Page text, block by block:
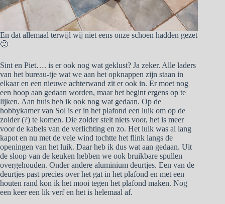
En dat allemaal terwijl wij niet eens onze schoen hadden gezet
🙂
Sint en Piet…. is er ook nog wat geklust? Ja zeker. Alle laders
van het bureau-tje wat we aan het opknappen zijn staan in
elkaar en een nieuwe achterwand zit er ook in. Er moet nog
een hoop aan gedaan worden, maar het begint ergens op te
lijken. Aan huis heb ik ook nog wat gedaan. Op de
hobbykamer van Sol is er in het plafond een luik om op de
zolder (?) te komen. Die zolder stelt niets voor, het is meer
voor de kabels van de verlichting en zo. Het luik was al lang
kapot en nu met de vele wind tochtte het flink langs de
openingen van het luik. Daar heb ik dus wat aan gedaan. Uit
de sloop van de keuken hebben we ook bruikbare spullen
overgehouden. Onder andere aluminium deurtjes. Een van de
deurtjes past precies over het gat in het plafond en met een
houten rand kon ik het mooi tegen het plafond maken. Nog
een keer een lik verf en het is helemaal af.